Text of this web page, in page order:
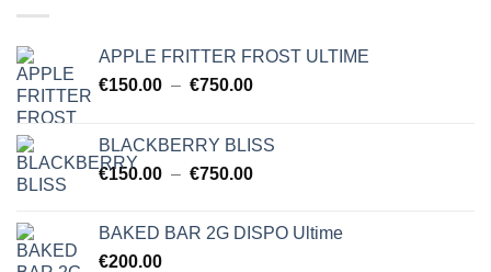
APPLE FRITTER FROST ULTIME
€150.00 – €750.00Plage
€150.00
à
BLACKBERRY BLISS
€150.00 – €750.00Plage
€150.00
BAKED BAR 2G DISPO Ultime
€200.00